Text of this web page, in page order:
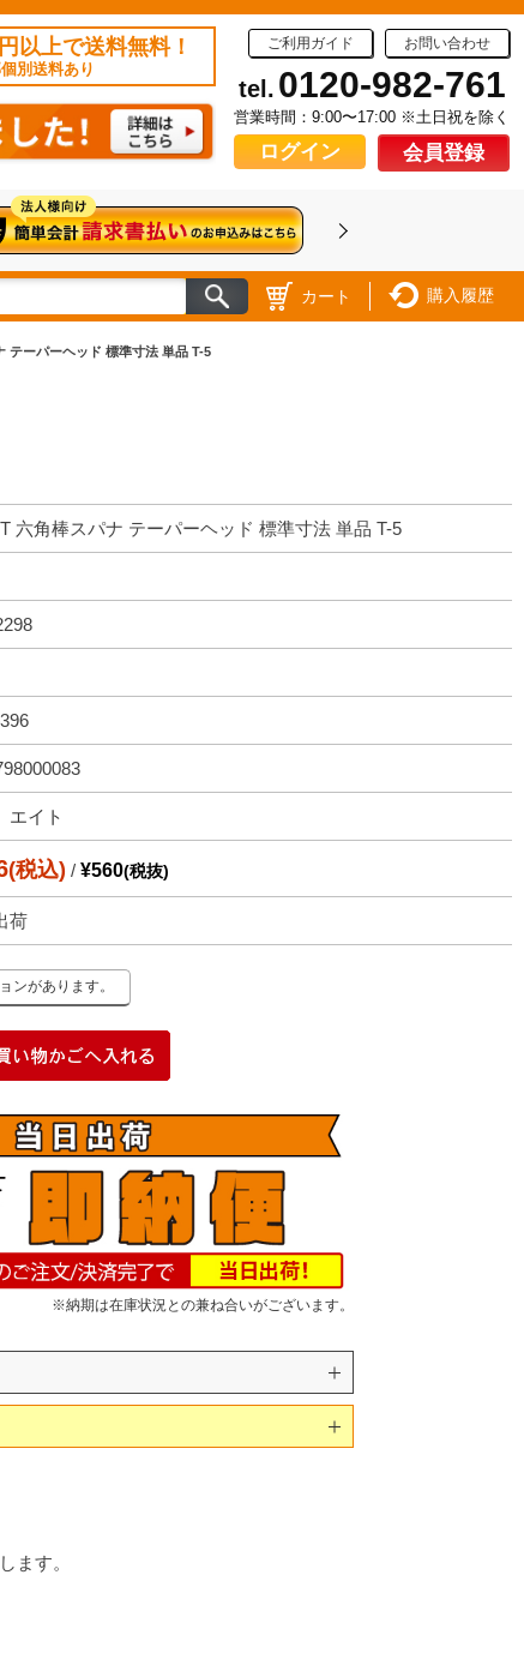
以上で送料無料！
別送料あり
ご利用ガイド お問い合わせ
tel. 0120-982-761
営業時間：9:00〜17:00 ※土日祝を除く
ログイン 会員登録
カート 購入履歴
テーパーヘッド 標準寸法 単品 T-5
六角棒スパナ テーパーヘッド 標準寸法 単品 T-5
エイト
(税込) / ¥560(税抜)
荷
ンがあります。
※納期は在庫状況との兼ね合いがございます。
ます。